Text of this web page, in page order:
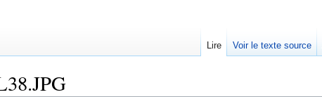
Lire Voir le texte source